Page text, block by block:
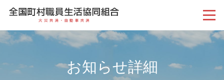
お知らせ詳細